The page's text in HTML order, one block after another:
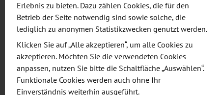
Polen,
die Struktur der polnischen Bahnindustrie,
Markteilnehmer, relevante Projekte und
Wachstumsperspektiven,
die Geschäftspotenziale im Bereich Absatz und
Beschaffung,
Kooperationsmöglichkeiten
Erlebnis zu bieten. Dazu zählen Cookies, die für den
Betrieb der Seite notwendig sind sowie solche, die
lediglich zu anonymen Statistikzwecken genutzt werden.
Klicken Sie auf „Alle akzeptieren“, um alle Cookies zu
akzeptieren. Möchten Sie die verwendeten Cookies
anpassen, nutzen Sie bitte die Schaltfläche „Auswählen“.
Funktionale Cookies werden auch ohne Ihr
Einverständnis weiterhin ausgeführt.